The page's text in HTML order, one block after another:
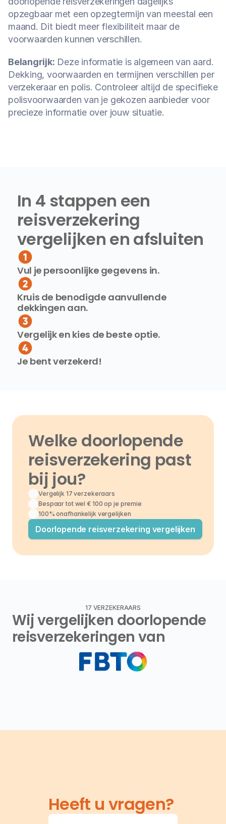
opzegbaar met een opzegtermijn van meestal een
maand. Dit biedt meer flexibiliteit maar de
voorwaarden kunnen verschillen.
Belangrijk: Deze informatie is algemeen van aard.
Dekking, voorwaarden en termijnen verschillen per
verzekeraar en polis. Controleer altijd de specifieke
polisvoorwaarden van je gekozen aanbieder voor
precieze informatie over jouw situatie.
In 4 stappen een
reisverzekering
vergelijken en afsluiten
Vul je persoonlijke gegevens in.
Kruis de benodigde aanvullende
dekkingen aan.
Vergelijk en kies de beste optie.
Je bent verzekerd!
Welke doorlopende
reisverzekering past
bij jou?
Vergelijk 17 verzekeraars
Bespaar tot wel € 100 op je premie
100% onafhankelijk vergelijken
Doorlopende reisverzekering vergelijken
17 VERZEKERAARS
Wij vergelijken doorlopende
reisverzekeringen van
Heeft u vragen?